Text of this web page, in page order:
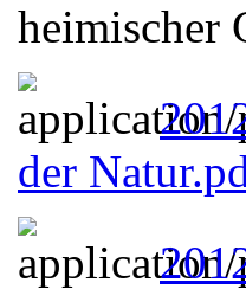
heimischer
der